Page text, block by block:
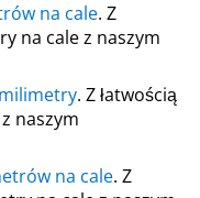
na cale. Z
na cale z naszym
. Z łatwością
naszym
na cale. Z